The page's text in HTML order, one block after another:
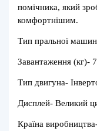
помічника, який
комфортнішим.
Тип пральної
Завантаження (кг)- 7
Тип двигуна-
Дисплей- Великий
Країна